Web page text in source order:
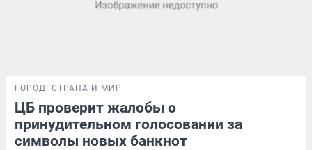
ГОРОД СТРАНА И МИР
ЦБ проверит жалобы о
принудительном голосовании за
символы новых банкнот